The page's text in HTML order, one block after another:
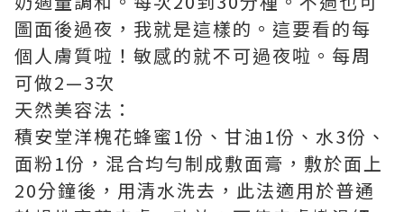
圖面後過夜，我就是這樣的。這要看的每
個人膚質啦！敏感的就不可過夜啦。每周
可做2—3次
天然美容法：
積安堂洋槐花蜂蜜1份、甘油1份、水3份、
面粉1份，混合均勻制成敷面膏，敷於面上
20分鐘後，用清水洗去，此法適用於普通